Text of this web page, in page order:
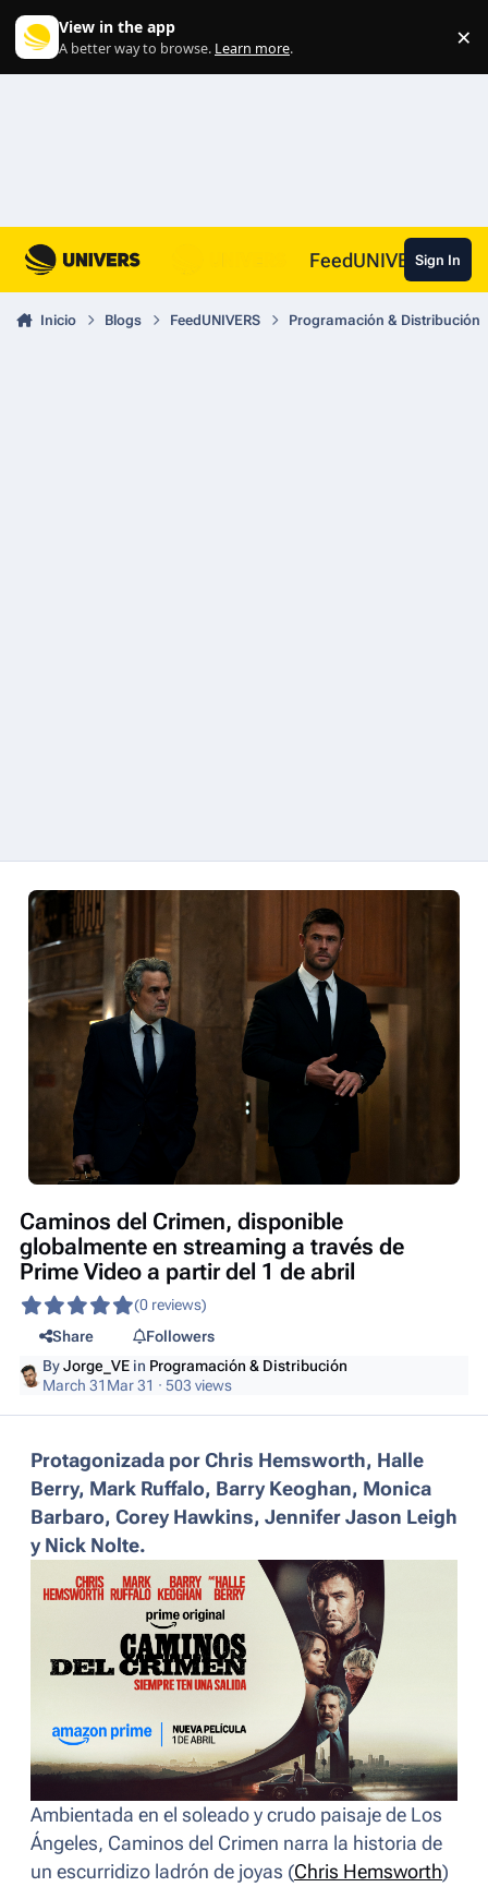
View in the app
A better way to browse. Learn more. ×
FeedUNIVERSSign In
Inicio Blogs FeedUNIVERS Programación & Distribución
Caminos del Crimen, disponible
globalmente en streaming a través de
Prime Video a partir del 1 de abril
(0 reviews)
Share
Followers
ByJorge_VE in Programación & Distribución
March 31 Mar 31 · 503 views
Protagonizada por Chris Hemsworth, Halle
Berry, Mark Ruffalo, Barry Keoghan, Monica
Barbaro, Corey Hawkins, Jennifer Jason Leigh
y Nick Nolte.
Ambientada en el soleado y crudo paisaje de Los
Ángeles, Caminos del Crimen narra la historia de
un escurridizo ladrón de joyas (Chris Hemsworth)